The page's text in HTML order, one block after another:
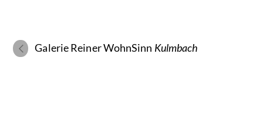
Galerie Reiner WohnSinn Kulmbach